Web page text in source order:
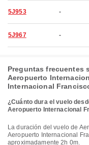
5J953 -
5J967 -
Preguntas frecuentes
Aeropuerto
Internacional
¿Cuánto dura el vuelo
Aeropuerto Internacional
La duración del vuelo de Aeropuerto Internacional Ninoy Aquino a
Aeropuerto Internacional
aproximadamente 2h 0m.